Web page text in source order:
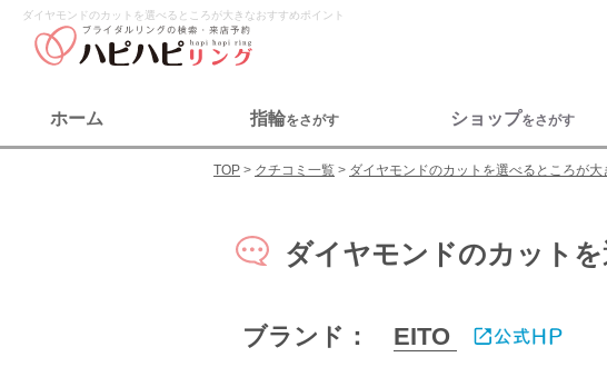
ダイヤモンドのカットを選べるところが大きなおすすめポイント
ホーム 指輪をさがす ショップをさがす
TOP クチコミ一覧 ダイヤモンドのカットを選べるところが大
ダイヤモンドのカット
ブランド： EITO